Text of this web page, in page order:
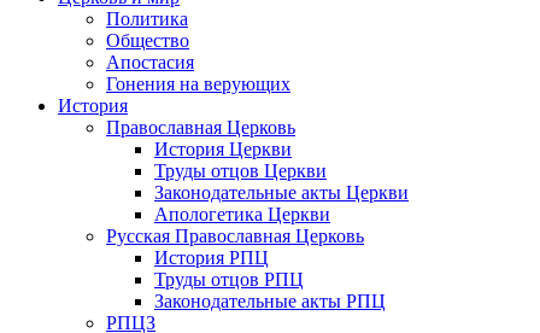
Политика
Общество
Апостасия
Гонения на верующих
История
Православная Церковь
История Церкви
Труды отцов Церкви
Законодательные акты Церкви
Апологетика Церкви
Русская Православная Церковь
История РПЦ
Труды отцов РПЦ
Законодательные акты РПЦ
РПЦЗ